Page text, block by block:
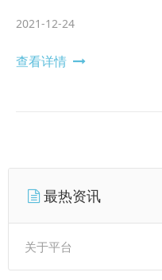
2021-12-24
查看详情
最热资讯
关于平台